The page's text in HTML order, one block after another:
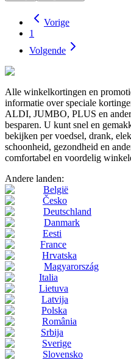
Vorige
1
Volgende
Alle winkelkortingen en
informatie over speciale
ALDI, JUMBO, PLUS en
besparen. U kunt snel en
bekijken per voedsel, drank,
schoonheid, gezondheid en
comfortabel en voordelig
Andere landen:
België
Česko
Deutschland
Danmark
Eesti
France
Hrvatska
Magyarország
Italia
Lietuva
Latvija
Polska
România
Srbija
Sverige
Slovensko